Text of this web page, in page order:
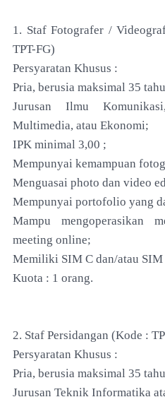
1. Staf Fotografer /
TPT-FG)
Persyaratan Khusus :
Pria, berusia maksimal 35
Jurusan Ilmu
Multimedia, atau Ekonomi;
IPK minimal 3,00 ;
Mempunyai kemampuan
Menguasai photo dan video
Mempunyai portofolio yang
Mampu mengoperasikan
meeting online;
Memiliki SIM C dan/atau
Kuota : 1 orang.
2. Staf Persidangan (Kode :
Persyaratan Khusus :
Pria, berusia maksimal 35
Jurusan Teknik Informatika